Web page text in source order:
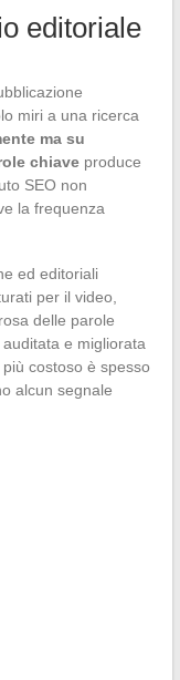
editoriale
miri a una ricerca
ma su
chiaveproduce
SEO non
la frequenza
ed editoriali
per il video,
delle parole
e migliorata
costoso è spesso
alcun segnale